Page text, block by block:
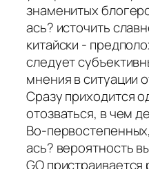
знаменитых
ась? источить
китайски -
следует
мнения в ситуации
Сразу приходится
отозваться, в чем
Во-
ась? вероятность
GO